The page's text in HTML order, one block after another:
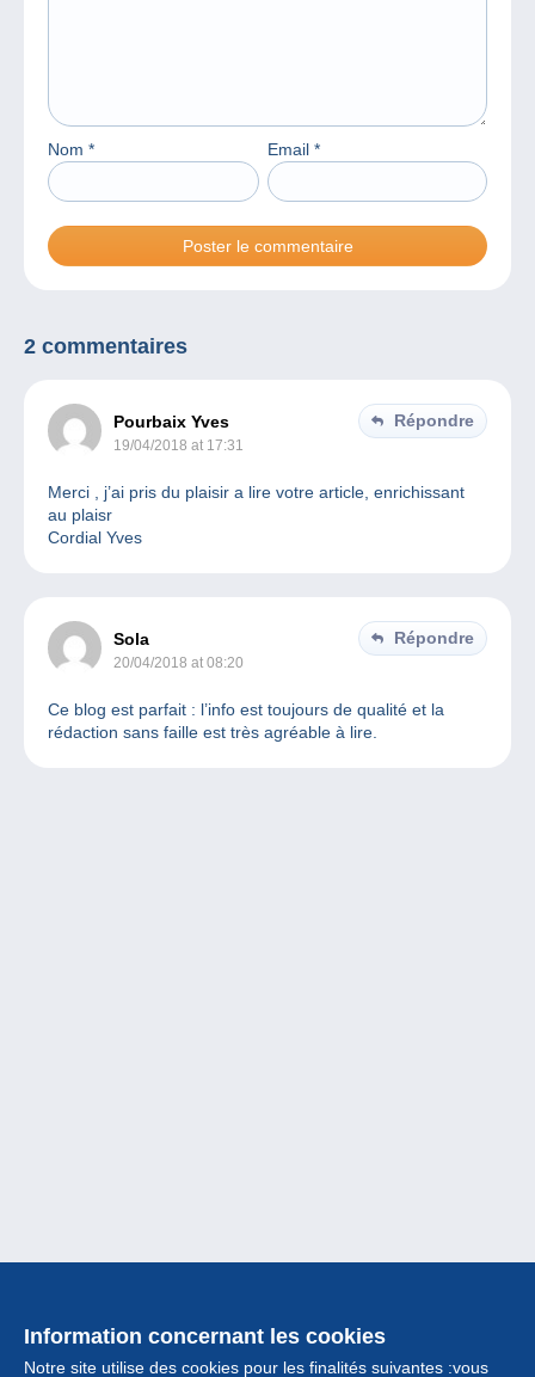
Nom * Email *
2 commentaires
Pourbaix Yves
19/04/2018 at 17:31
Répondre
Merci , j’ai pris du plaisir a lire votre article, enrichissant
au plaisr
Cordial Yves
Sola
20/04/2018 at 08:20
Répondre
Ce blog est parfait : l’info est toujours de qualité et la
rédaction sans faille est très agréable à lire.
Information concernant les cookies
Notre site utilise des cookies pour les finalités suivantes :vous